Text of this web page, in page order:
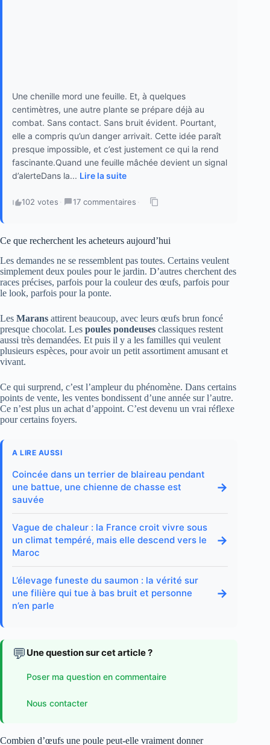
Une chenille mord une feuille. Et, à quelques
centimètres, une autre plante se prépare déjà au
combat. Sans contact. Sans bruit évident. Pourtant,
elle a compris qu’un danger arrivait. Cette idée paraît
presque impossible, et c’est justement ce qui la rend
fascinante.Quand une feuille mâchée devient un signal
d’alerteDans la... Lire la suite
102 votes · 17 commentaires ·
Ce que recherchent les acheteurs aujourd’hui
Les demandes ne se ressemblent pas toutes. Certains veulent
simplement deux poules pour le jardin. D’autres cherchent des
races précises, parfois pour la couleur des œufs, parfois pour
le look, parfois pour la ponte.
Les Marans attirent beaucoup, avec leurs œufs brun foncé
presque chocolat. Les poules pondeuses classiques restent
aussi très demandées. Et puis il y a les familles qui veulent
plusieurs espèces, pour avoir un petit assortiment amusant et
vivant.
Ce qui surprend, c’est l’ampleur du phénomène. Dans certains
points de vente, les ventes bondissent d’une année sur l’autre.
Ce n’est plus un achat d’appoint. C’est devenu un vrai réflexe
pour certains foyers.
A LIRE AUSSI
Coincée dans un terrier de blaireau pendant
une battue, une chienne de chasse est
sauvée
→
Vague de chaleur : la France croit vivre sous
un climat tempéré, mais elle descend vers le
Maroc
→
L’élevage funeste du saumon : la vérité sur
une filière qui tue à bas bruit et personne
n’en parle
→
💬 Une question sur cet article ?
Poser ma question en commentaire
Nous contacter
Combien d’œufs une poule peut-elle vraiment donner